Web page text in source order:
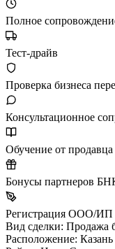
Полное
Тест-драйв
Проверка бизнеса
Консультационное
Обучение от продавца
Бонусы партнеров
Регистрация ООО/ИП
Вид сделки: Продажа
Расположение: Казань